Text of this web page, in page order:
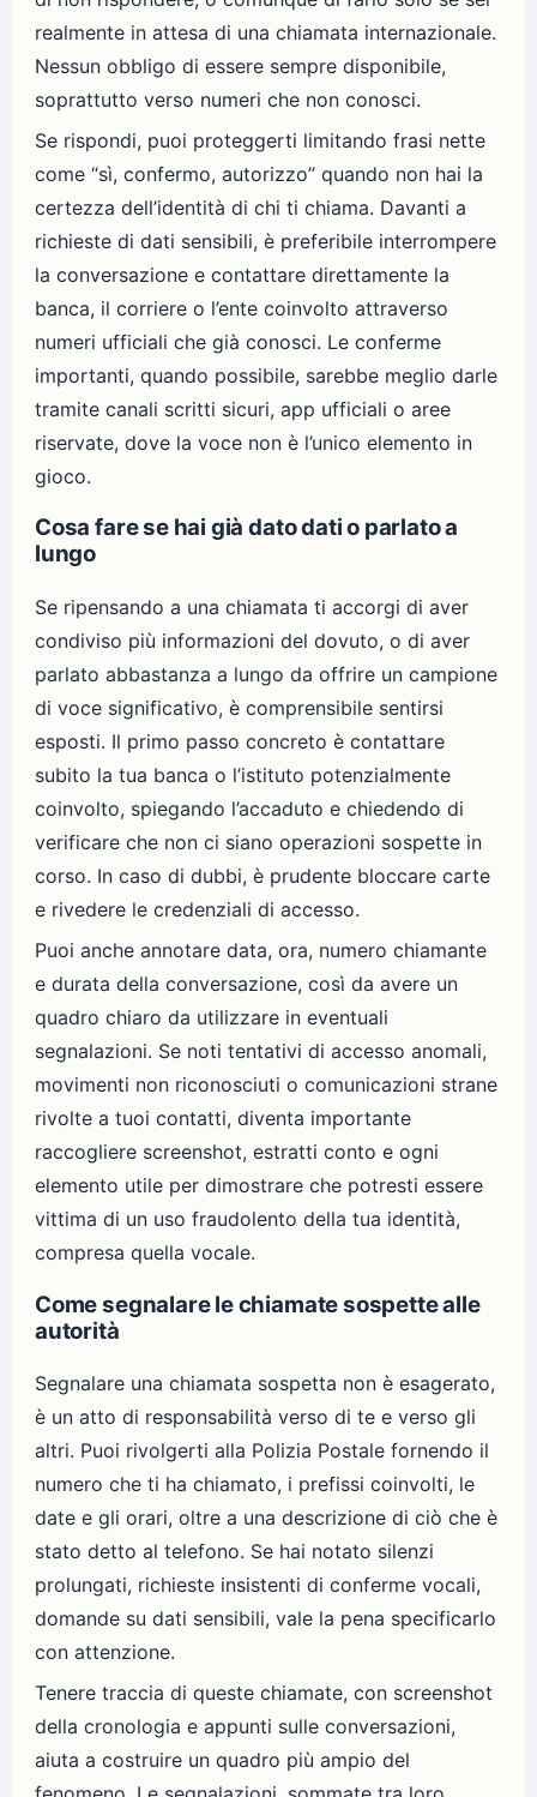
realmente in attesa di una chiamata internazionale.
Nessun obbligo di essere sempre disponibile,
soprattutto verso numeri che non conosci.
Se rispondi, puoi proteggerti limitando frasi nette
come “sì, confermo, autorizzo” quando non hai la
certezza dell’identità di chi ti chiama. Davanti a
richieste di dati sensibili, è preferibile interrompere
la conversazione e contattare direttamente la
banca, il corriere o l’ente coinvolto attraverso
numeri ufficiali che già conosci. Le conferme
importanti, quando possibile, sarebbe meglio darle
tramite canali scritti sicuri, app ufficiali o aree
riservate, dove la voce non è l’unico elemento in
gioco.
Cosa fare se hai già dato dati o parlato a
lungo
Se ripensando a una chiamata ti accorgi di aver
condiviso più informazioni del dovuto, o di aver
parlato abbastanza a lungo da offrire un campione
di voce significativo, è comprensibile sentirsi
esposti. Il primo passo concreto è contattare
subito la tua banca o l’istituto potenzialmente
coinvolto, spiegando l’accaduto e chiedendo di
verificare che non ci siano operazioni sospette in
corso. In caso di dubbi, è prudente bloccare carte
e rivedere le credenziali di accesso.
Puoi anche annotare data, ora, numero chiamante
e durata della conversazione, così da avere un
quadro chiaro da utilizzare in eventuali
segnalazioni. Se noti tentativi di accesso anomali,
movimenti non riconosciuti o comunicazioni strane
rivolte a tuoi contatti, diventa importante
raccogliere screenshot, estratti conto e ogni
elemento utile per dimostrare che potresti essere
vittima di un uso fraudolento della tua identità,
compresa quella vocale.
Come segnalare le chiamate sospette alle
autorità
Segnalare una chiamata sospetta non è esagerato,
è un atto di responsabilità verso di te e verso gli
altri. Puoi rivolgerti alla Polizia Postale fornendo il
numero che ti ha chiamato, i prefissi coinvolti, le
date e gli orari, oltre a una descrizione di ciò che è
stato detto al telefono. Se hai notato silenzi
prolungati, richieste insistenti di conferme vocali,
domande su dati sensibili, vale la pena specificarlo
con attenzione.
Tenere traccia di queste chiamate, con screenshot
della cronologia e appunti sulle conversazioni,
aiuta a costruire un quadro più ampio del